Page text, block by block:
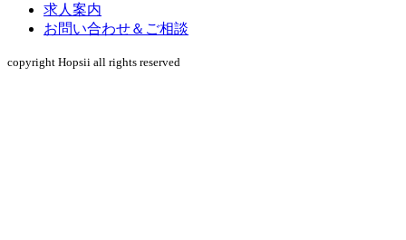
求人案内
お問い合わせ＆ご相談
copyright Hopsii all rights reserved